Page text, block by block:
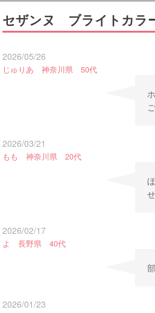
セザンヌ ブライトカラ
2026/05/26
じゅりあ 神奈川県 50代
2026/03/21
もも 神奈川県 20代
2026/02/17
よ 長野県 40代
2026/01/23